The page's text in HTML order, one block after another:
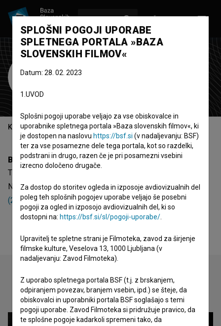
Tilen Perko
Kazalo
Biografija
Tilen Perko je asistent kamere in scenski mojster.
Najodmevnejši projekt, pri katerem je sodeloval, jeFak ju
(2014).
Oglejte si
SPLOŠNI POGOJI UPORABE
SPLETNEGA PORTALA »BAZA
SLOVENSKIH FILMOV«
Datum: 28. 02. 2023
1.UVOD
Splošni pogoji uporabe veljajo za vse obiskovalce in
uporabnike spletnega portala »Baza slovenskih filmov«, ki
je dostopen na naslovu https://bsf.si (v nadaljevanju: BSF)
ter za vse posamezne dele tega portala, kot so razdelki,
podstrani in drugo, razen če je pri posamezni vsebini
izrecno določeno drugače.
Za dostop do storitev ogleda in izposoje avdiovizualnih del
poleg teh splošnih pogojev uporabe veljajo še posebni
pogoji za ogled in izposojo avdiovizualnih del, ki so
dostopni na: https://bsf.si/sl/pogoji-uporabe/
Upravitelj te spletne strani je Filmoteka, zavod za širjenje
filmske kulture, Veselova 13, 1000 Ljubljana (v
nadaljevanju: Zavod Filmoteka).
Z uporabo spletnega portala BSF (t.j. z brskanjem,
odpiranjem povezav, branjem vsebin, ipd.) se šteje, da
obiskovalci in uporabniki portala BSF soglašajo s temi
pogoji uporabe. Zavod Filmoteka si pridružuje pravico, da
te splošne pogoje kadarkoli spremeni tako, da